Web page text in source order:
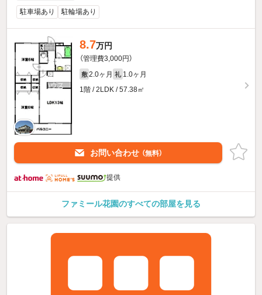
駐車場あり 駐輪場あり
8.7万円
（管理費3,000円）
敷 2.0ヶ月 礼 1.0ヶ月
1階 / 2LDK / 57.38㎡
お問い合わせ （無料）
提供
ファミール花園のすべての部屋を見る